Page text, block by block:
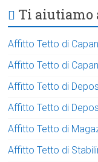
Ti aiutiamo
Affitto Tetto di
Affitto Tetto di
Affitto Tetto di
Affitto Tetto di
Affitto Tetto di
Affitto Tetto di